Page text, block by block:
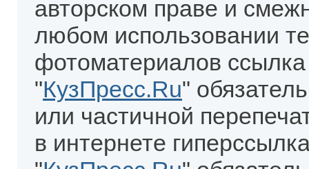
авторском праве и
любом использовании
фотоматериалов
"КузПресс.Ru"
или частичной
в интернете